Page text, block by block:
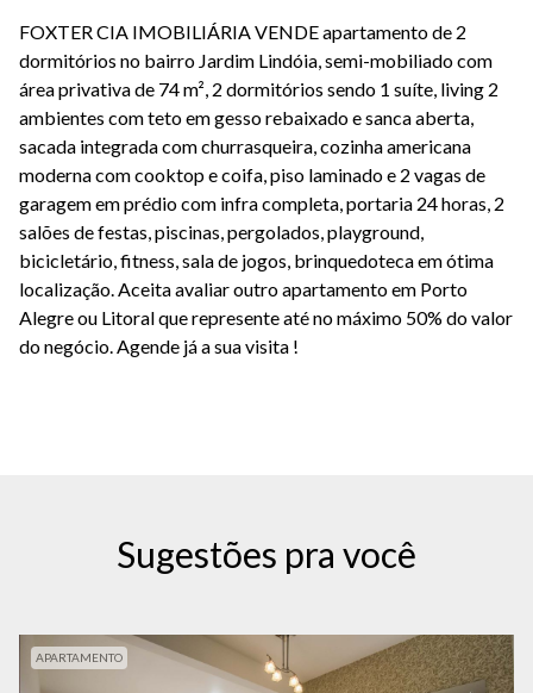
FOXTER CIA IMOBILIÁRIA VENDE apartamento de 2
dormitórios no bairro Jardim Lindóia, semi-mobiliado com
área privativa de 74 m², 2 dormitórios sendo 1 suíte, living 2
ambientes com teto em gesso rebaixado e sanca aberta,
sacada integrada com churrasqueira, cozinha americana
moderna com cooktop e coifa, piso laminado e 2 vagas de
garagem em prédio com infra completa, portaria 24 horas, 2
salões de festas, piscinas, pergolados, playground,
bicicletário, fitness, sala de jogos, brinquedoteca em ótima
localização. Aceita avaliar outro apartamento em Porto
Alegre ou Litoral que represente até no máximo 50% do valor
do negócio. Agende já a sua visita !
Sugestões pra você
APARTAMENTO